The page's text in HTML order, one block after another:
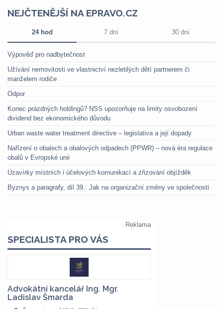
NEJČTENĚJŠÍ NA EPRAVO.CZ
24 hod 7 dní 30 dní
Výpověď pro nadbytečnost
Užívání nemovitosti ve vlastnictví nezletilých dětí partnerem či
manželem rodiče
Odpor
Konec prázdných holdingů? NSS upozorňuje na limity osvobození
dividend bez ekonomického důvodu
Urban waste water treatment directive – legislativa a její dopady
Nařízení o obalech a obalových odpadech (PPWR) – nová éra regulace
obalů v Evropské unii
Uzavírky místních i účelových komunikací a zřizování objížděk
Byznys a paragrafy, díl 39.: Jak na organizační změny ve společnosti